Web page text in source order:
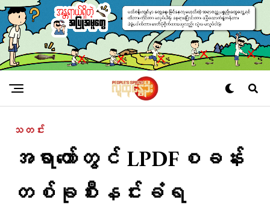
သတင်း
အရာတော်တွင် LPDFစခန်း
တစ်ခုစီးနင်းခံရ